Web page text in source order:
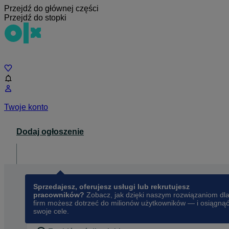
Przejdź do głównej części
Przejdź do stopki
Twoje konto
Dodaj ogłoszenie
Sprzedajesz, oferujesz usługi lub rekrutujesz
pracowników? Zobacz, jak dzięki naszym rozwiązaniom dla
firm możesz dotrzeć do milionów użytkowników — i osiągnąć
swoje cele.